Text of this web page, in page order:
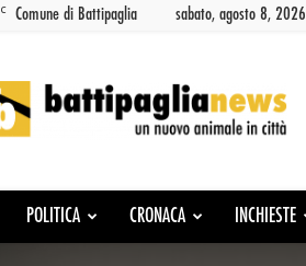
C Comune di Battipaglia sabato, agosto 8, 2026
News
POLITICA CRONACA INCHIESTE